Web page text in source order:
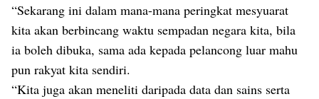
“Sekarang ini dalam mana-mana peringkat mesyuarat
kita akan berbincang waktu sempadan negara kita, bila
ia boleh dibuka, sama ada kepada pelancong luar mahu
pun rakyat kita sendiri.
“Kita juga akan meneliti daripada data dan sains serta